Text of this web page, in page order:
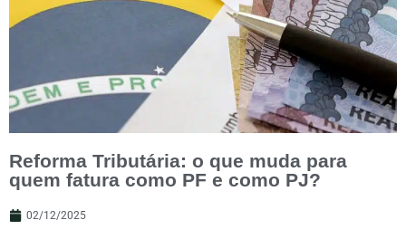
Reforma Tributária: o que muda para
quem fatura como PF e como PJ?
02/12/2025